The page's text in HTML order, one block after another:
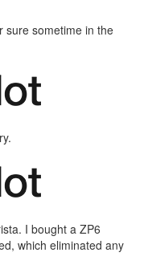
sure sometime in the
I bought a ZP6
which eliminated any